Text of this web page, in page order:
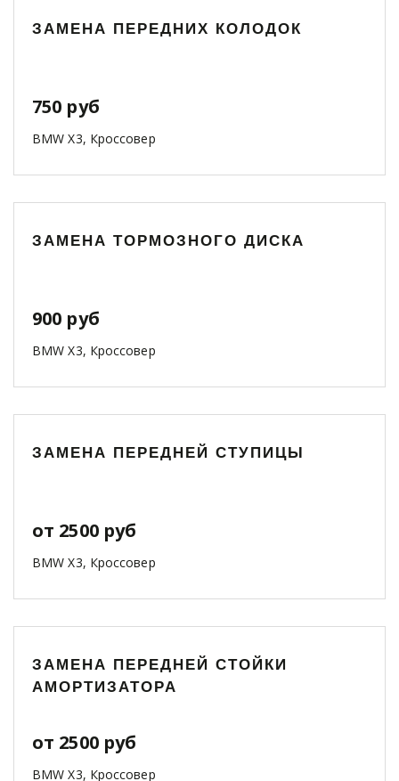
ЗАМЕНА ПЕРЕДНИХ КОЛОДОК
750 руб
BMW X3, Кроссовер
ЗАМЕНА ТОРМОЗНОГО ДИСКА
900 руб
BMW X3, Кроссовер
ЗАМЕНА ПЕРЕДНЕЙ СТУПИЦЫ
от 2500 руб
BMW X3, Кроссовер
ЗАМЕНА ПЕРЕДНЕЙ СТОЙКИ
АМОРТИЗАТОРА
от 2500 руб
BMW X3, Кроссовер